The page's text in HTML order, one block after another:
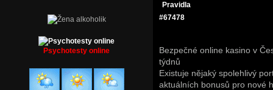
Pravidla
#67478
Bezpečné online kasino v
týdnů
Existuje nějaký spolehlivý
aktuálních bonusů pro nové
Psychotesty online